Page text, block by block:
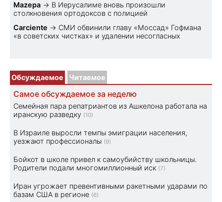
Mazepa → В Иерусалиме вновь произошли
столкновения ортодоксов с полицией
Carciente → СМИ обвинили главу «Моссад» Гофмана
«в советских чистках» и удалении несогласных
Обсуждаемое Читаемое
Самое обсуждаемое за неделю
Семейная пара репатриантов из Ашкелона работала на
иранскую разведку (10)
В Израиле выросли темпы эмиграции населения,
уезжают профессионалы (9)
Бойкот в школе привел к самоубийству школьницы.
Родители подали многомиллионный иск (7)
Иран угрожает превентивными ракетными ударами по
базам США в регионе (6)